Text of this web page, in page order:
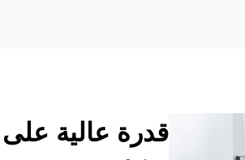
قدرة عالية